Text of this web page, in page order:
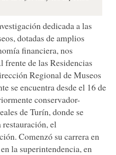
dedicada a las
dotadas de amplios
financiera, nos
frente de las Residencias
Regional de Museos
se encuentra desde el 16 de
conservador-
de Turín, donde se
el
Comenzó su carrera en
la superintendencia, en